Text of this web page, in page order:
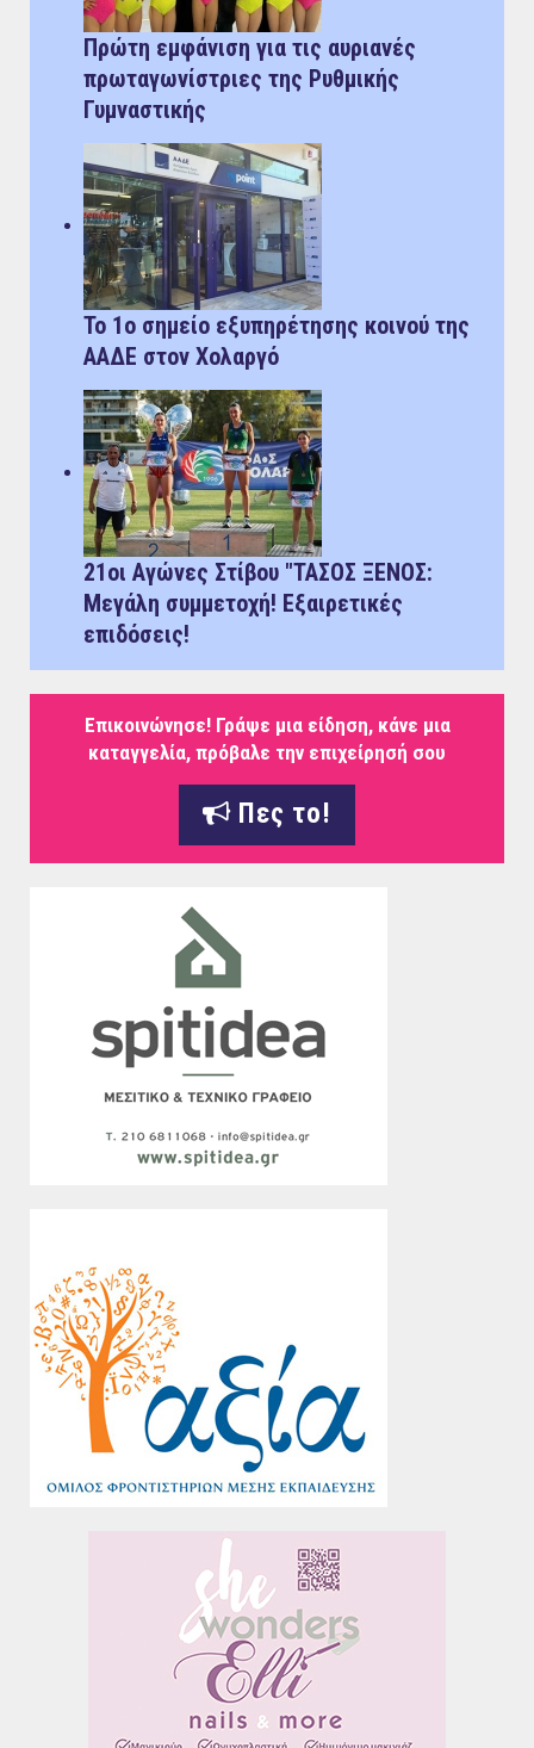
Πρώτη εμφάνιση για τις αυριανές
πρωταγωνίστριες της Ρυθμικής
Γυμναστικής
Το 1ο σημείο εξυπηρέτησης κοινού της
ΑΑΔΕ στον Χολαργό
21οι Αγώνες Στίβου "ΤΑΣΟΣ ΞΕΝΟΣ:
Μεγάλη συμμετοχή! Εξαιρετικές
επιδόσεις!
Επικοινώνησε! Γράψε μια είδηση, κάνε μια
καταγγελία, πρόβαλε την επιχείρησή σου
Πες το!